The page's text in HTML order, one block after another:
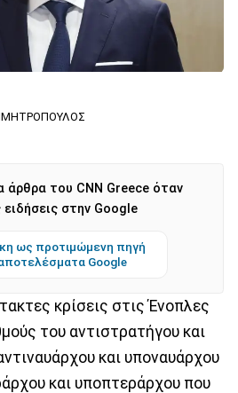
άρθρα του CNN Greece όταν
στην Google
ως προτιμώμενη πηγή
Google
κρίσεις στις Ένοπλες
του αντιστρατήγου και
και υποναυάρχου
και υποπτεράρχου που